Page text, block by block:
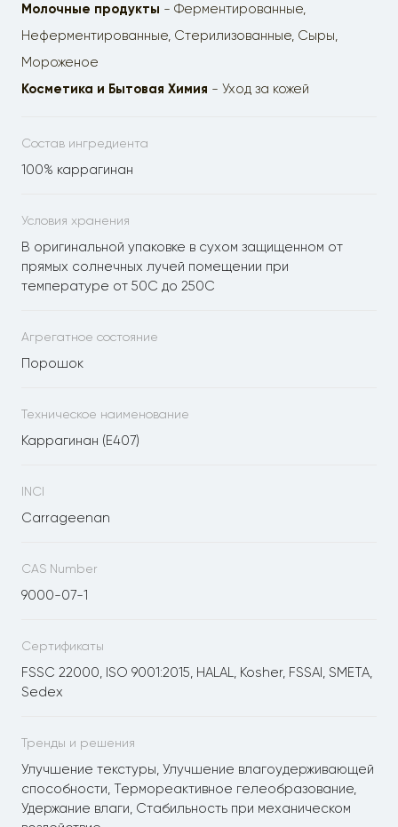
Молочные продукты - Ферментированные,
Неферментированные, Стерилизованные, Сыры,
Мороженое
Косметика и Бытовая Химия - Уход за кожей
Состав ингредиента
100% каррагинан
Условия хранения
В оригинальной упаковке в сухом защищенном от
прямых солнечных лучей помещении при
температуре от 50С до 250С
Агрегатное состояние
Порошок
Техническое наименование
Каррагинан (E407)
INCI
Carrageenan
CAS Number
9000-07-1
Сертификаты
FSSC 22000, ISO 9001:2015, HALAL, Kosher, FSSAI, SMETA,
Sedex
Тренды и решения
Улучшение текстуры, Улучшение влагоудерживающей
способности, Термореактивное гелеобразование,
Удержание влаги, Стабильность при механическом